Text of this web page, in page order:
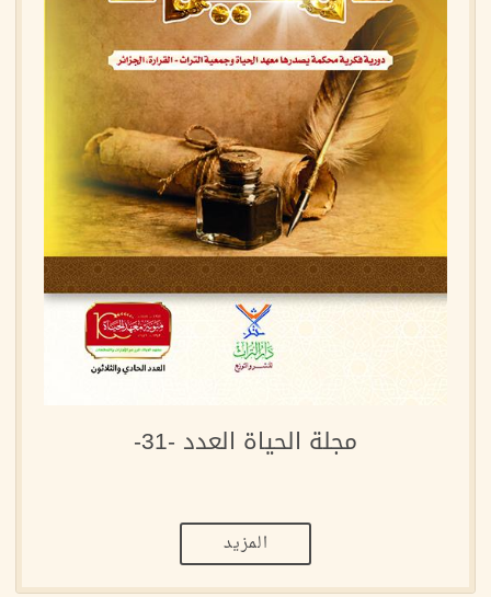
مجلة الحياة العدد -31-
المزيد